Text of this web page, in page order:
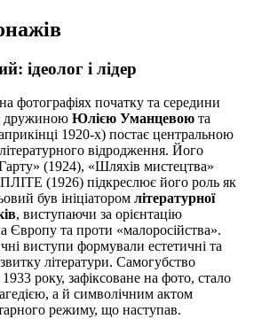
ідеолог і лідер
фотографіях початку та середини
дружиною Юлією Уманцевою та
1920-х) постає центральною
відродження. Його
(1924), «Шляхів мистецтва»
(1926) підкреслює його роль як
був ініціатором літературної
, виступаючи за орієнтацію
Європу та проти «малоросійства».
виступи формували естетичні та
літератури. Самогубство
року, зафіксоване на фото, стало
а й символічним актом
режиму, що наступав.